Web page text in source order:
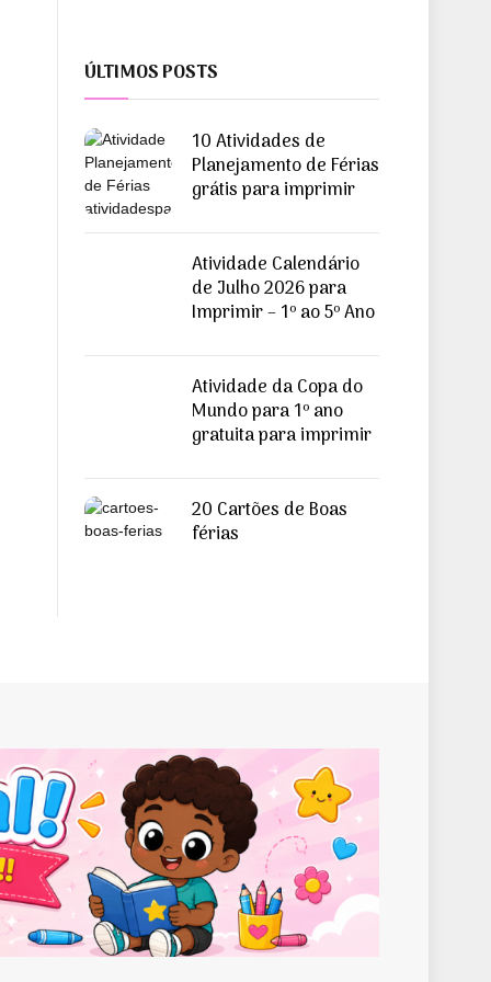
ÚLTIMOS POSTS
10 Atividades de
Planejamento de Férias
grátis para imprimir
Atividade Calendário
de Julho 2026 para
Imprimir – 1º ao 5º Ano
Atividade da Copa do
Mundo para 1º ano
gratuita para imprimir
20 Cartões de Boas
férias